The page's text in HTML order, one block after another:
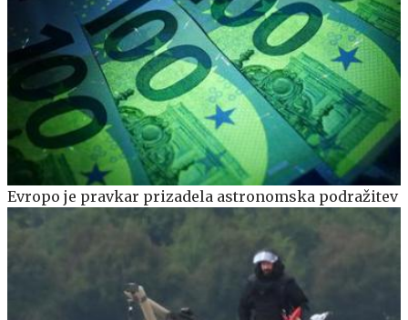
Evropo je pravkar prizadela astronomska podražitev